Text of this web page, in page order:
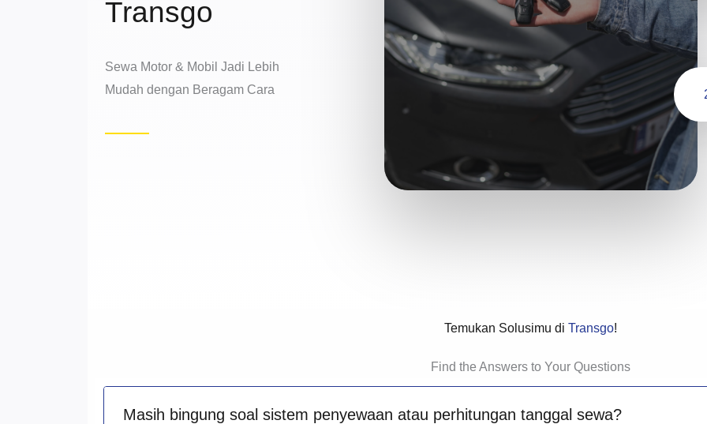
Transgo
Sewa Motor & Mobil Jadi Lebih
Mudah dengan Beragam Cara
Temukan Solusimu di Transgo!
Find the Answers to Your Questions
Masih bingung soal sistem penyewaan atau perhitungan tanggal sewa?